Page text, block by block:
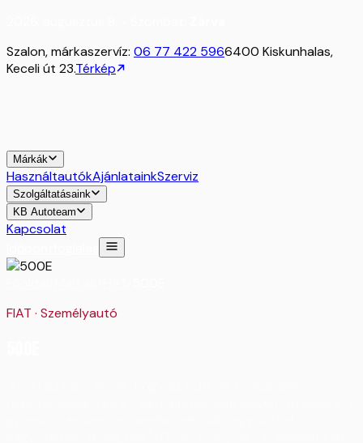
Szalon, márkaszervíz: 06 77 422 5966400 Kiskunhalas,
Keceli út 23.Térkép
Márkák
HasználtautókAjánlatainkSzerviz
Szolgáltatásaink
KB Autoteam
Kapcsolat
FIAT · Személyautó